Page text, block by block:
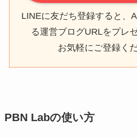
LINEに友だち登録すると、
る運営ブログURLをプレ
お気軽にご登録く
PBN Labの使い方